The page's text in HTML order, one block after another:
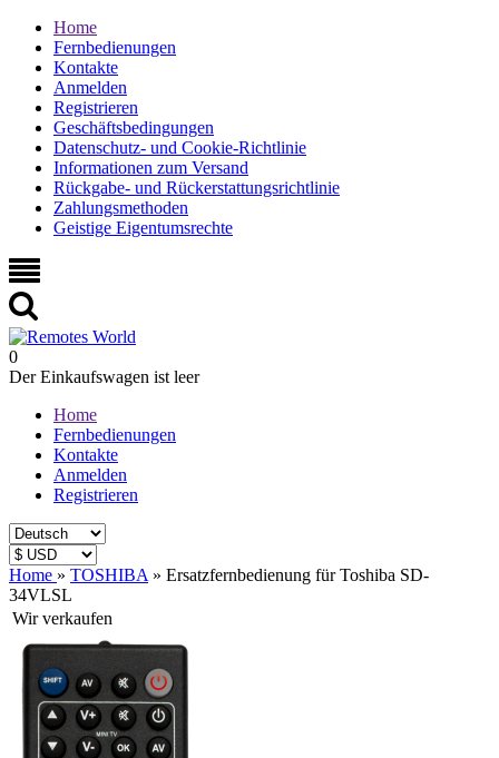
Home
Fernbedienungen
Kontakte
Anmelden
Registrieren
Geschäftsbedingungen
Datenschutz- und Cookie-Richtlinie
Informationen zum Versand
Rückgabe- und Rückerstattungsrichtlinie
Zahlungsmethoden
Geistige Eigentumsrechte
0
Der Einkaufswagen ist leer
Home
Fernbedienungen
Kontakte
Anmelden
Registrieren
Home » TOSHIBA » Ersatzfernbedienung für Toshiba SD-
34VLSL
Wir verkaufen